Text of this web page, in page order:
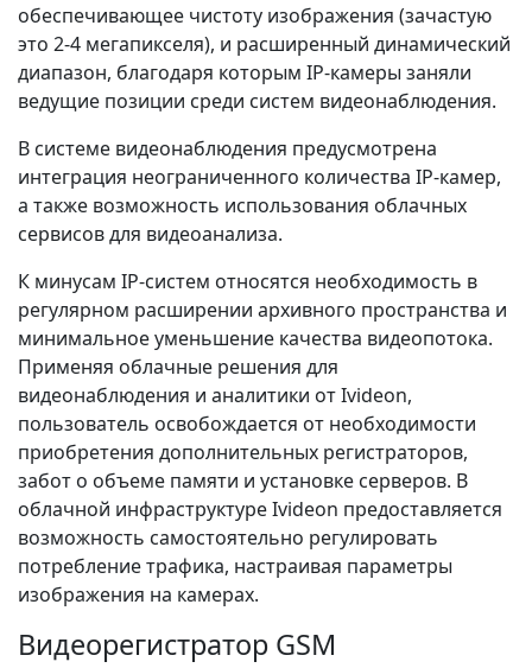
обеспечивающее чистоту изображения (зачастую
это 2-4 мегапикселя), и расширенный динамический
диапазон, благодаря которым IP-камеры заняли
ведущие позиции среди систем видеонаблюдения.
В системе видеонаблюдения предусмотрена
интеграция неограниченного количества IP-камер,
а также возможность использования облачных
сервисов для видеоанализа.
К минусам IP-систем относятся необходимость в
регулярном расширении архивного пространства и
минимальное уменьшение качества видеопотока.
Применяя облачные решения для
видеонаблюдения и аналитики от Ivideon,
пользователь освобождается от необходимости
приобретения дополнительных регистраторов,
забот о объеме памяти и установке серверов. В
облачной инфраструктуре Ivideon предоставляется
возможность самостоятельно регулировать
потребление трафика, настраивая параметры
изображения на камерах.
Видеорегистратор GSM